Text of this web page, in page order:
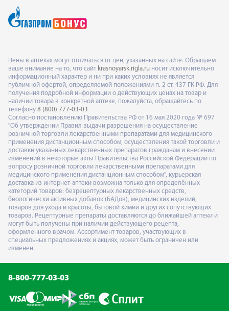
Цены в аптеках могут отличаться от цен, указанных на сайте. Обращаем
ваше внимание на то, что сайт krasnoyarsk.rigla.ru носит исключительно
информационный характер и ни при каких условиях не является
публичной офертой, определяемой положениями п. 2 ст. 437 ГК РФ. Для
получения подробной информации о действующих ценах на товар и
наличии товара в конкретной аптеке, пожалуйста, обращайтесь по
телефону 8 (800) 777-03-03
Согласно постановлению Правительства РФ от 16 мая 2020 года № 697
"Об утверждении Правил выдачи разрешения на осуществление
розничной торговли лекарственными препаратами для медицинского
применения дистанционным способом, осуществления такой торговли и
доставки указанных лекарственных препаратов гражданам и внесении
изменений в некоторые акты Правительства Российской Федерации по
вопросу розничной торговли лекарственными препаратами для
медицинского применения дистанционным способом", курьерская
доставка из интернет-аптеки возможна только для определённых
категорий товаров: безрецептурных лекарственных средств,
биологически активных добавок (БАДов), медицинских изделий,
товаров для ухода и красоты, бытовой химии и других сопутствующих
товаров. Рецептурные препараты доставляются до ближайшей аптеки и
могут быть получены при наличии действующего рецепта,
оформленного врачом. Ассортимент товаров, участвующих в
специальных предложениях и акциях, может быть ограничен или
изменен
8-800-777-03-03